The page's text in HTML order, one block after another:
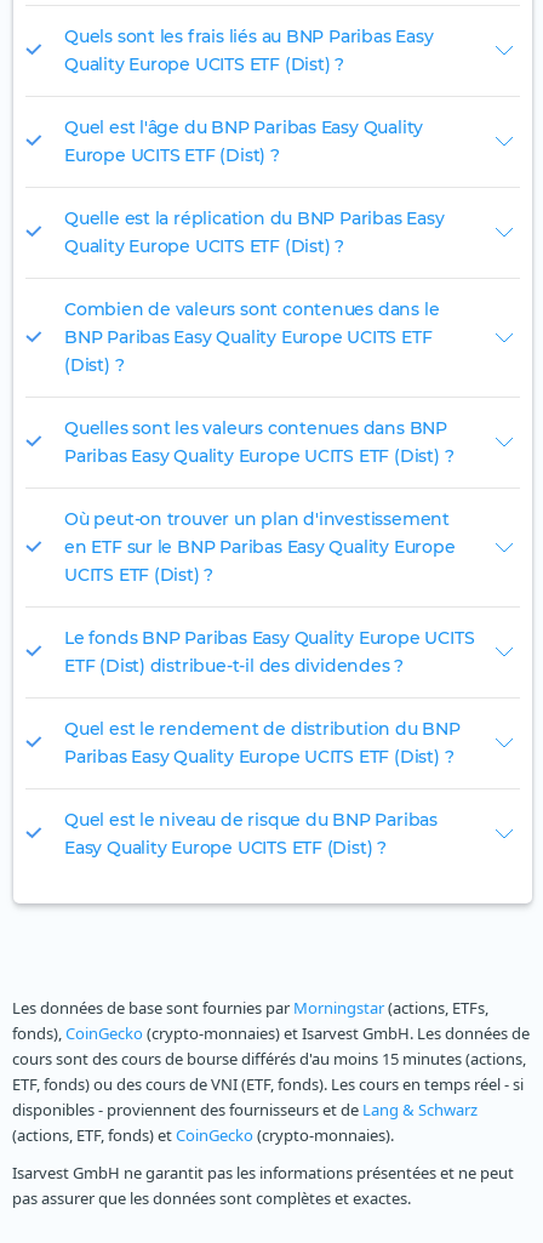
Quels sont les frais liés au BNP Paribas Easy
Quality Europe UCITS ETF (Dist) ?
Quel est l'âge du BNP Paribas Easy Quality
Europe UCITS ETF (Dist) ?
Quelle est la réplication du BNP Paribas Easy
Quality Europe UCITS ETF (Dist) ?
Combien de valeurs sont contenues dans le
BNP Paribas Easy Quality Europe UCITS ETF
(Dist) ?
Quelles sont les valeurs contenues dans BNP
Paribas Easy Quality Europe UCITS ETF (Dist) ?
Où peut-on trouver un plan d'investissement
en ETF sur le BNP Paribas Easy Quality Europe
UCITS ETF (Dist) ?
Le fonds BNP Paribas Easy Quality Europe UCITS
ETF (Dist) distribue-t-il des dividendes ?
Quel est le rendement de distribution du BNP
Paribas Easy Quality Europe UCITS ETF (Dist) ?
Quel est le niveau de risque du BNP Paribas
Easy Quality Europe UCITS ETF (Dist) ?
Les données de base sont fournies par Morningstar(actions, ETFs,
fonds),CoinGecko(crypto-monnaies) et Isarvest GmbH. Les données de
cours sont des cours de bourse différés d'au moins 15 minutes (actions,
ETF, fonds) ou des cours de VNI (ETF, fonds). Les cours en temps réel - si
disponibles - proviennent des fournisseurs et de Lang & Schwarz
(actions, ETF, fonds) etCoinGecko(crypto-monnaies).
Isarvest GmbH ne garantit pas les informations présentées et ne peut
pas assurer que les données sont complètes et exactes.